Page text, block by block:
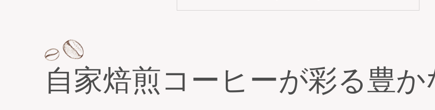
通販で楽しむ本格自家焙煎コーヒー生活
自宅で叶う贅沢なカフェ体験と通販の魅力
自家焙煎コーヒーが広げる新しい通販ライフ
自家焙煎コーヒーが彩る豊